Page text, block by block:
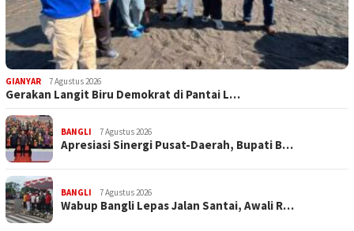
GIANYAR 7 Agustus 2026
Gerakan Langit Biru Demokrat di Pantai L…
BANGLI 7 Agustus 2026
Apresiasi Sinergi Pusat-Daerah, Bupati B…
BANGLI 7 Agustus 2026
Wabup Bangli Lepas Jalan Santai, Awali R…